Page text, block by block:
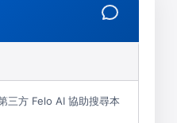
三方 Felo AI 協助搜尋本